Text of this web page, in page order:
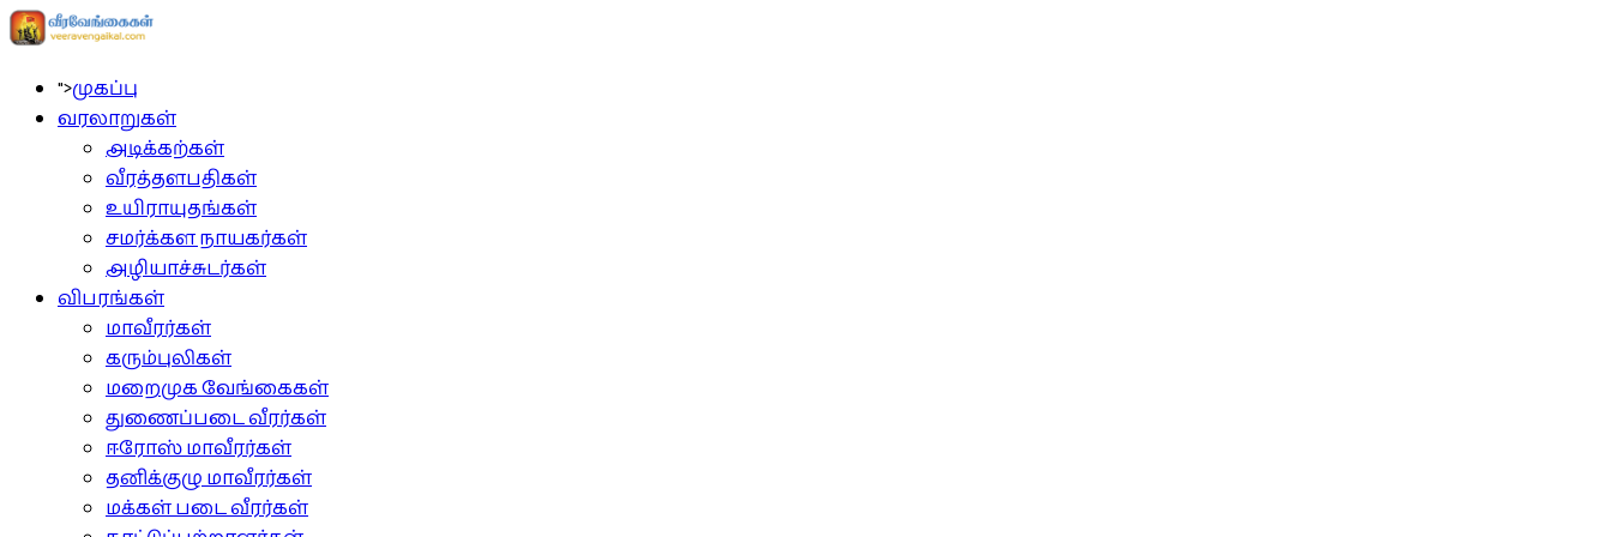
">முகப்பு
வரலாறுகள்
அடிக்கற்கள்
வீரத்தளபதிகள்
உயிராயுதங்கள்
சமர்க்கள நாயகர்கள்
அழியாச்சுடர்கள்
விபரங்கள்
மாவீரர்கள்
கரும்புலிகள்
மறைமுக வேங்கைகள்
துணைப்படை வீரர்கள்
ஈரோஸ் மாவீரர்கள்
தனிக்குழு மாவீரர்கள்
மக்கள் படை வீரர்கள்